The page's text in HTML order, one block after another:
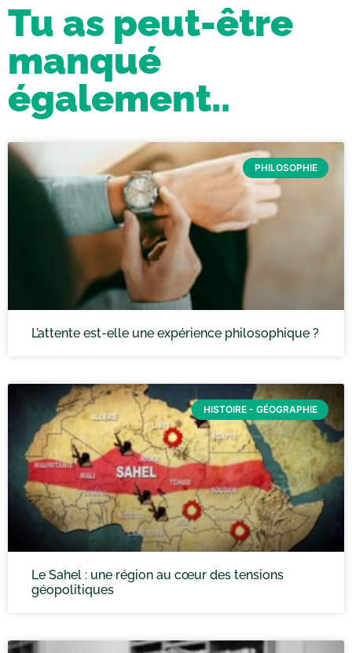
Tu as peut-être
manqué
également..
PHILOSOPHIE
L’attente est-elle une expérience philosophique ?
HISTOIRE - GÉOGRAPHIE
Le Sahel : une région au cœur des tensions
géopolitiques